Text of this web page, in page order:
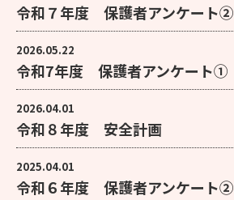
令和７年度 保護者アンケート②
2026.05.22
令和7年度 保護者アンケート①
2026.04.01
令和８年度 安全計画
2025.04.01
令和６年度 保護者アンケート②